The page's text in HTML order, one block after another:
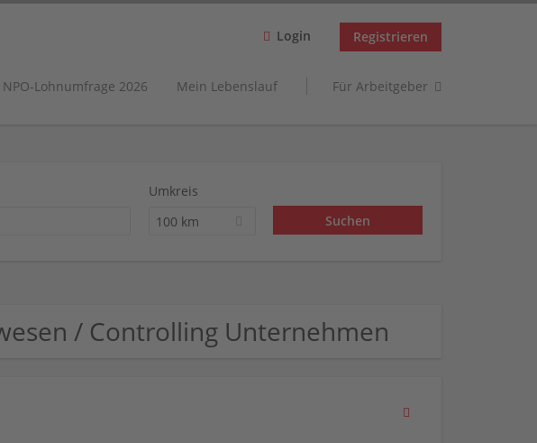
Login Registrieren
NPO-Lohnumfrage 2026 Mein Lebenslauf Für Arbeitgeber
Umkreis
100 km
/ Controlling Unternehmen